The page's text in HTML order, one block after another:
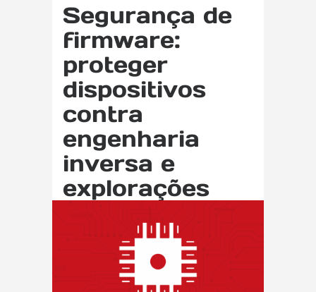
Segurança de
firmware:
proteger
dispositivos
contra
engenharia
inversa e
explorações